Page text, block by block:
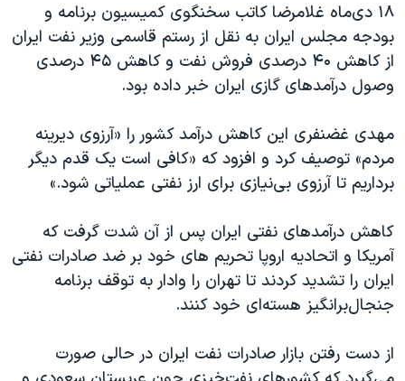
۱۸ دی‌ماه غلامرضا کاتب سخنگوی کمیسیون برنامه و
بودجه مجلس ایران به نقل از رستم قاسمی وزیر نفت ایران
از کاهش ۴۰ درصدی فروش نفت و کاهش ۴۵ درصدی
وصول درآمدهای گازی ایران خبر داده بود.
مهدی غضنفری این کاهش درآمد کشور را «آرزوی دیرینه
مردم» توصیف کرد و افزود که «کافی است یک قدم دیگر
برداریم تا آرزوی بی‌نیازی برای ارز نفتی عملیاتی شود.»
کاهش درآمدهای نفتی ایران پس از آن شدت گرفت که
آمریکا و اتحادیه اروپا تحریم های خود بر ضد صادرات نفتی
ایران را تشدید کردند تا تهران را وادار به توقف برنامه
جنجال‌برانگیز هسته‌ای خود کنند.
از دست رفتن بازار صادرات نفت ایران در حالی صورت